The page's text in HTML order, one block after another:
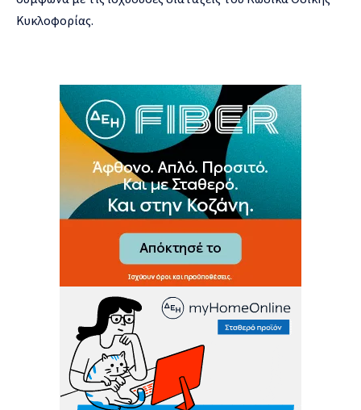
Κυκλοφορίας.